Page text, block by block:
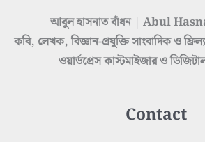
আবুল হাসনাত বাঁধন | Abul
কবি, লেখক, বিজ্ঞান-প্রযুক্তি সাংবাদিক ও
ওয়ার্ডপ্রেস কাস্টমাইজার ও
Contact